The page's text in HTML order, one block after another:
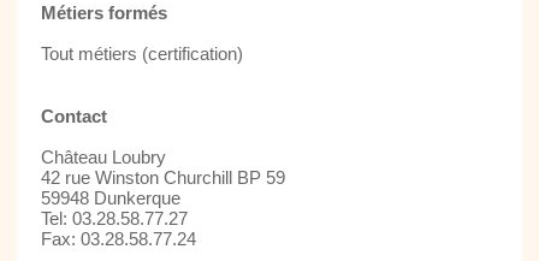
Métiers formés
Tout métiers (certification)
Contact
Château Loubry
42 rue Winston Churchill BP 59
59948 Dunkerque
Tel: 03.28.58.77.27
Fax: 03.28.58.77.24